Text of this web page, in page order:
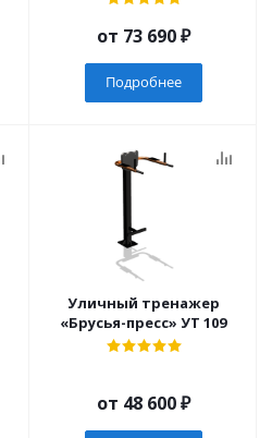
от 73 690 ₽
Подробнее
Уличный тренажер
«Брусья-пресс» УТ 109
от 48 600 ₽